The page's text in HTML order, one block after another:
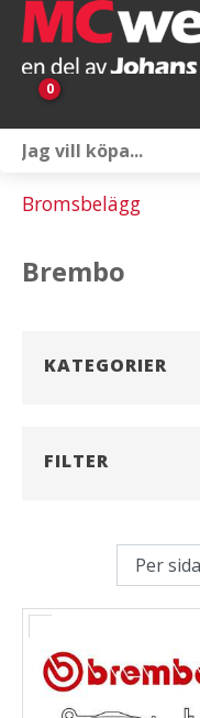
0
Bromsbelägg
Brembo
KATEGORIER
FILTER